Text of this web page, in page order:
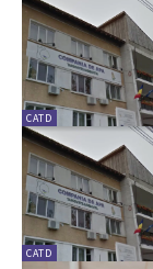
CATD
CATD